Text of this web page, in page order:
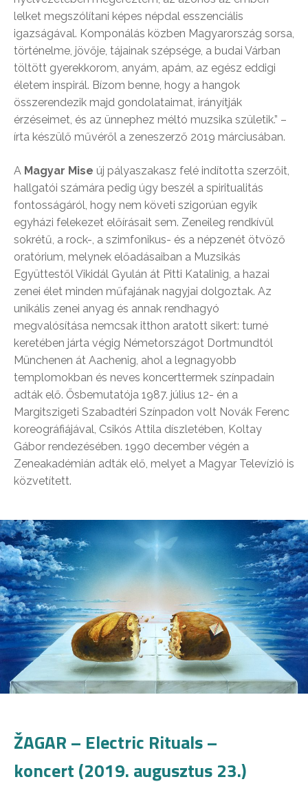
lelket megszólítani képes népdal esszenciális
igazságával. Komponálás közben Magyarország sorsa,
történelme, jövője, tájainak szépsége, a budai Várban
töltött gyerekkorom, anyám, apám, az egész eddigi
életem inspirál. Bízom benne, hogy a hangok
összerendezik majd gondolataimat, irányítják
érzéseimet, és az ünnephez méltó muzsika születik.” –
írta készülő művéről a zeneszerző 2019 márciusában.
A Magyar Mise új pályaszakasz felé indította szerzőit,
hallgatói számára pedig úgy beszél a spiritualitás
fontosságáról, hogy nem követi szigorúan egyik
egyházi felekezet előírásait sem. Zeneileg rendkívül
sokrétű, a rock-, a szimfonikus- és a népzenét ötvöző
oratórium, melynek előadásaiban a Muzsikás
Együttestől Vikidál Gyulán át Pitti Katalinig, a hazai
zenei élet minden műfajának nagyjai dolgoztak. Az
unikális zenei anyag és annak rendhagyó
megvalósítása nemcsak itthon aratott sikert: turné
keretében járta végig Németországot Dortmundtól
Münchenen át Aachenig, ahol a legnagyobb
templomokban és neves koncerttermek színpadain
adták elő. Ősbemutatója 1987. július 12- én a
Margitszigeti Szabadtéri Színpadon volt Novák Ferenc
koreográfiájával, Csikós Attila díszletében, Koltay
Gábor rendezésében. 1990 december végén a
Zeneakadémián adták elő, melyet a Magyar Televízió is
közvetített.
ŽAGAR – Electric Rituals –
koncert (2019. augusztus 23.)